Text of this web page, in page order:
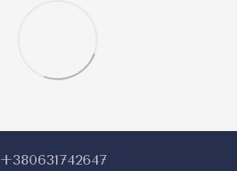
+380631742647